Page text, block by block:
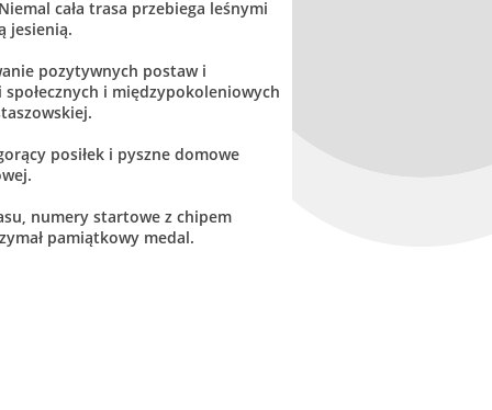
cała trasa przebiega leśnymi
jesienią.
pozytywnych postaw i
i międzypokoleniowych
posiłek i pyszne domowe
numery startowe z chipem
pamiątkowy medal.